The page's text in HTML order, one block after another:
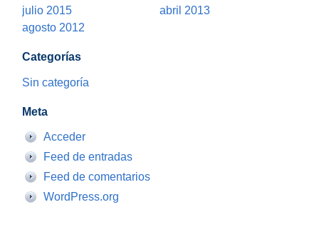
julio 2015
abril 2013
agosto 2012
Categorías
Sin categoría
Meta
Acceder
Feed de entradas
Feed de comentarios
WordPress.org